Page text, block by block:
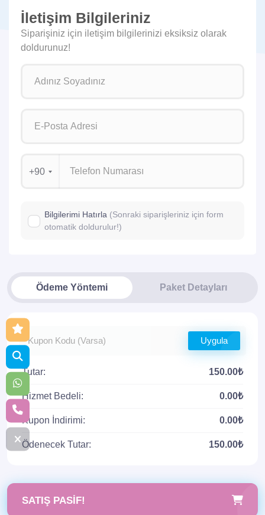
İletişim Bilgileriniz
Siparişiniz için iletişim bilgilerinizi eksiksiz olarak
doldurunuz!
+90
Bilgilerimi Hatırla (Sonraki siparişleriniz için form
otomatik doldurulur!)
Ödeme Yöntemi Paket Detayları
Uygula
Tutar: 150.00₺
Hizmet Bedeli: 0.00₺
Kupon İndirimi: 0.00₺
Ödenecek Tutar: 150.00₺
SATIŞ PASIF!